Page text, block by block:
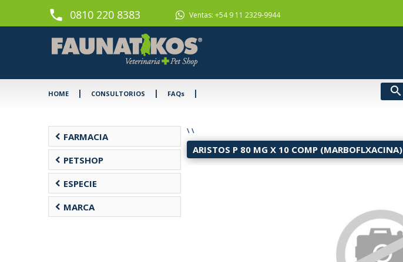
phone 0810 220 8383 Ventas: +54 9 11 2329-9944
HOME | CONSULTORIOS | FAQs | search
chevron_left FARMACIA
chevron_left PETSHOP
chevron_left ESPECIE
chevron_left MARCA
\ \
ARISTOS P 80 MG X 10 COMP (MARBOFLXACINA)